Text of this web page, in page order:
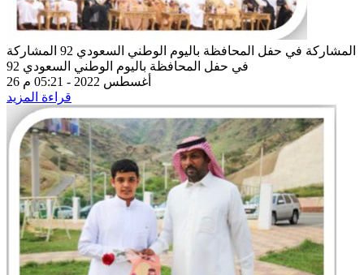
المشاركة في حفل المحافظة باليوم الوطني السعودي 92
المشاركة
في حفل المحافظة باليوم الوطني السعودي 92
26 أغسطس 2022 - 05:21 م
قراءة المزيد